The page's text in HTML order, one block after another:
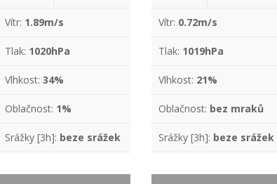
Vítr: 1.89m/s
Tlak: 1020hPa
Vlhkost: 34%
Oblačnost: 1%
Srážky [3h]: beze srážek
Vítr: 0.72m/s
Tlak: 1019hPa
Vlhkost: 21%
Oblačnost: bez mraků
Srážky [3h]: beze srážek